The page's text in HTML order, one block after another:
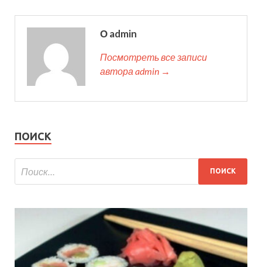
О admin
Посмотреть все записи
автора admin →
ПОИСК